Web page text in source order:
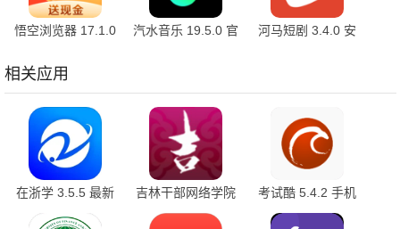
悟空浏览器 17.1.0
汽水音乐 19.5.0 官
河马短剧 3.4.0 安
相关应用
在浙学 3.5.5 最新
吉林干部网络学院
5.2 安卓版
考试酷 5.4.2 手机
版